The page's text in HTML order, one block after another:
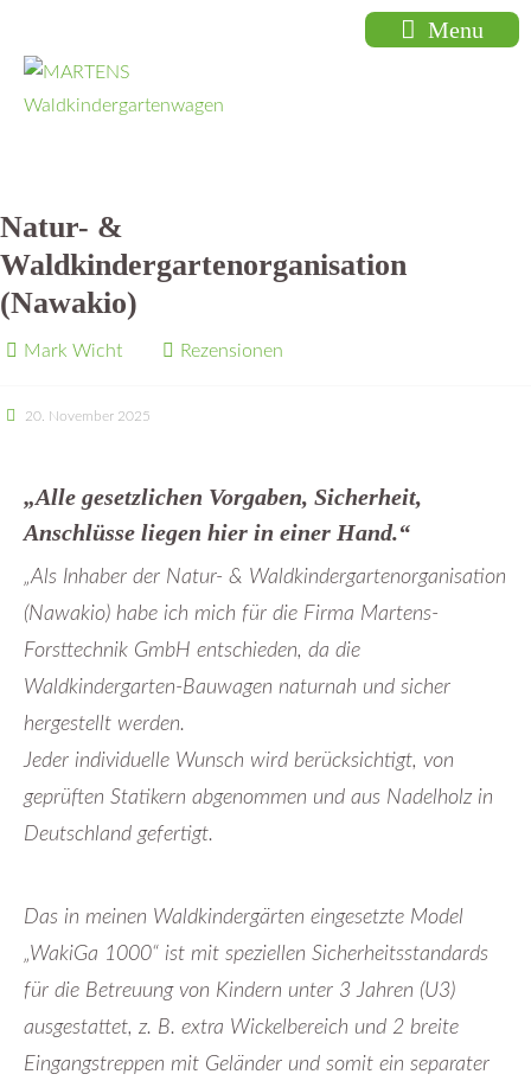
Menu
Natur- &
Waldkindergartenorganisation
(Nawakio)
Mark Wicht Rezensionen
20. November 2025
„Alle gesetzlichen Vorgaben, Sicherheit,
Anschlüsse liegen hier in einer Hand.“
„Als Inhaber der Natur- & Waldkindergartenorganisation
(Nawakio) habe ich mich für die Firma Martens-
Forsttechnik GmbH entschieden, da die
Waldkindergarten-Bauwagen naturnah und sicher
hergestellt werden.
Jeder individuelle Wunsch wird berücksichtigt, von
geprüften Statikern abgenommen und aus Nadelholz in
Deutschland gefertigt.
Das in meinen Waldkindergärten eingesetzte Model
„WakiGa 1000“ ist mit speziellen Sicherheitsstandards
für die Betreuung von Kindern unter 3 Jahren (U3)
ausgestattet, z. B. extra Wickelbereich und 2 breite
Eingangstreppen mit Geländer und somit ein separater